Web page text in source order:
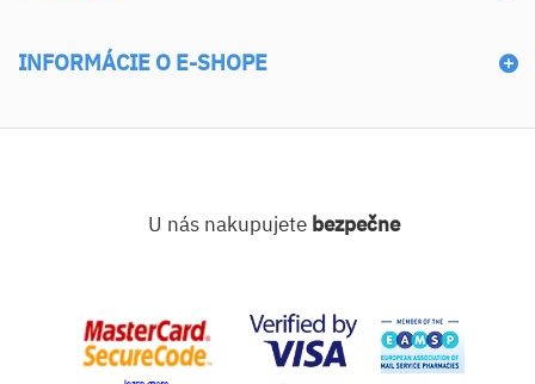
INFORMÁCIE O E-SHOPE
U nás nakupujete bezpečne